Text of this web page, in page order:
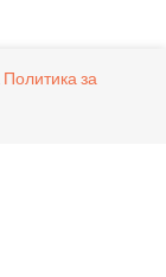
Политика за